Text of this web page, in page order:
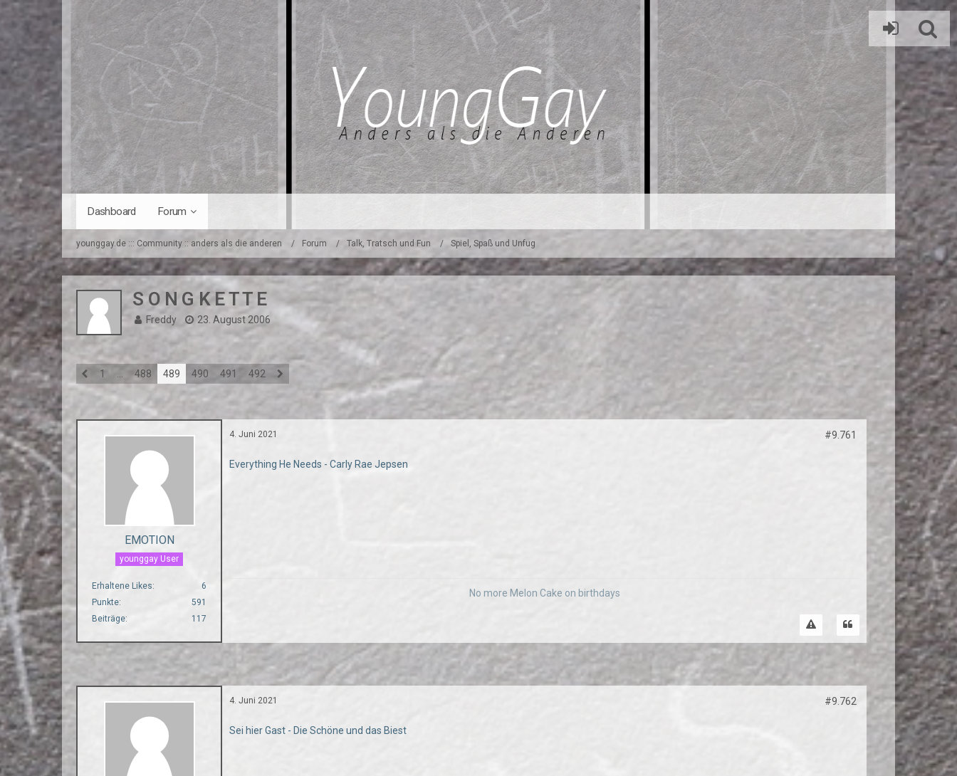
Dashboard Forum
younggay.de ::: Community :: anders als die anderen Forum Talk, Tratsch und Fun Spiel, Spaß und Unfug
S O N G K E T T E
Freddy 23. August 2006
1 488 489 490 491 492
EMOTION
younggay User
Erhaltene Likes
6
Punkte
591
Beiträge
117
4. Juni 2021 #9.761
Everything He Needs - Carly Rae Jepsen
No more Melon Cake on birthdays
4. Juni 2021 #9.762
Sei hier Gast - Die Schöne und das Biest